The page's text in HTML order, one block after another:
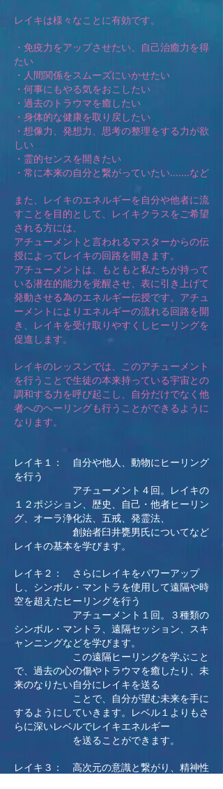
レイキは様々なことに有効です。
・免疫力をアップさせたい、自己治癒力を得
たい
・人間関係をスムーズにいかせたい
・何事にもやる気をおこしたい
・過去のトラウマを癒したい
・身体的な健康を取り戻したい
・想像力、発想力、思考の整理をする力が欲
しい
・霊的センスを開きたい
・常に本来の自分と繋がっていたい.......など
また、レイキのエネルギーを自分や他者に流
すことを目的として、レイキクラスをご希望
される方には、
アチューメントと言われるマスターからの伝
授によってレイキの回路を開きます。
アチューメントは、もともと私たちが持って
いる潜在的能力を覚醒させ、表に引き上げて
発動させる為のエネルギー伝授です。アチュ
ーメントによりエネルギーの流れる回路を開
き、レイキを受け取りやすくしヒーリングを
促進します。
レイキのレッスンでは、このアチューメント
を行うことで生徒の本来持っている宇宙との
調和する力を呼び起こし、自分だけでなく他
者へのヘーリングも行うことができるように
なります。
レイキ１： 自分や他人、動物にヒーリング
を行う
アチューメント４回。レイキの
１２ポジション、歴史、自己・他者ヒーリン
グ、オーラ浄化法、五戒、発霊法、
創始者臼井甕男氏についてなど
レイキの基本を学びます。
レイキ２： さらにレイキをパワーアップ
し、シンボル・マントラを使用して遠隔や時
空を超えたヒーリングを行う
アチューメント１回。３種類の
シンボル・マントラ、遠隔セッション、スキ
ャンニングなどを学びます。
この遠隔ヒーリングを学ぶこと
で、過去の心の傷やトラウマを癒したり、未
来のなりたい自分にレイキを送る
ことで、自分が望む未来を手に
するようにしていきます。レベル１よりもさ
らに深いレベルでレイキエネルギー
を送ることができます。
レイキ３： 高次元の意識と繋がり、精神性